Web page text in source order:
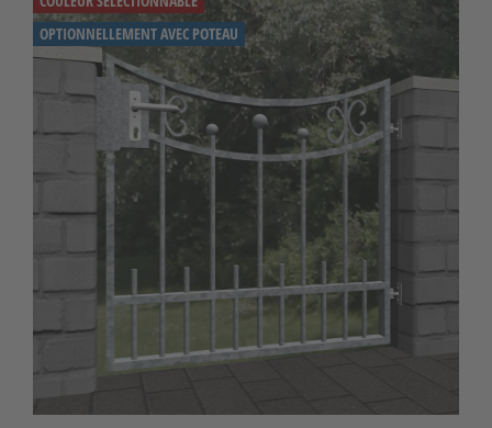
OPTIONNELLEMENT AVEC POTEAU